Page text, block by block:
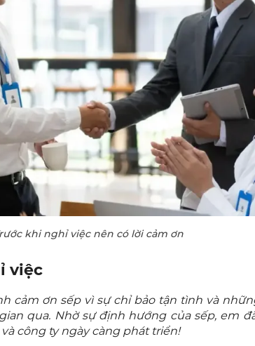
khi nghỉ việc nên có lời cảm ơn
việc
cảm ơn sếp vì sự chỉ bảo tận tình và
qua. Nhờ sự định hướng của sếp, em
công ty ngày càng phát triển!